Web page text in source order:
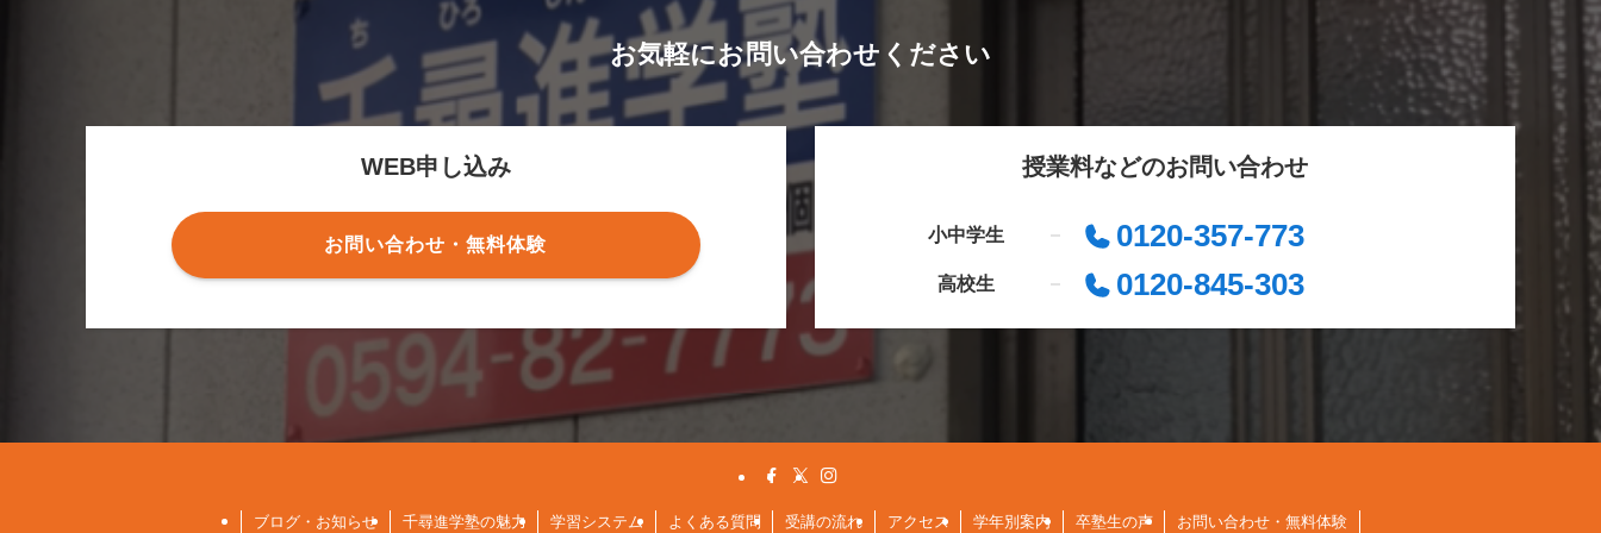
お気軽にお問い合わせください
WEB申し込み
お問い合わせ・無料体験
授業料などのお問い合わせ
小中学生 0120-357-773
高校生 0120-845-303
ブログ・お知らせ 千尋進学塾の魅力 学習システム よくある質問 受講の流れ アクセス 学年別案内 卒塾生の声 お問い合わせ・無料体験